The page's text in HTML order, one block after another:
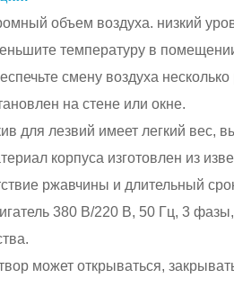
объем воздуха. низкий
температуру в
смену воздуха несколько
на стене или окне.
для лезвий имеет легкий вес,
корпуса изготовлен из
ржавчины и длительный
380 В/220 В, 50 Гц, 3
может открываться,